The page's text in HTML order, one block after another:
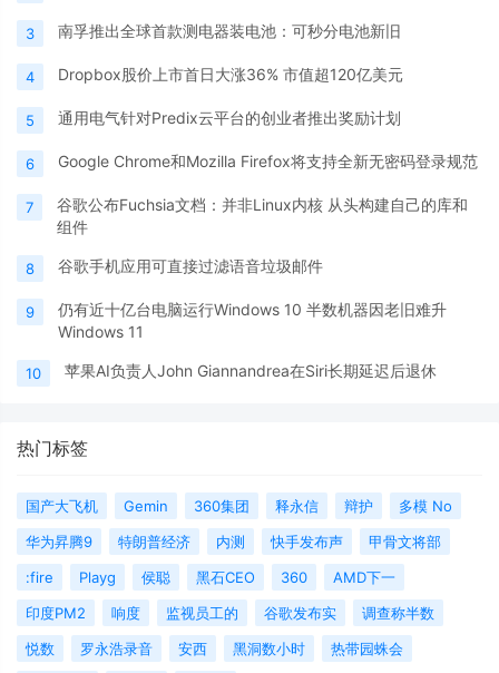
3 南孚推出全球首款测电器装电池：可秒分电池新旧
4 Dropbox股价上市首日大涨36% 市值超120亿美元
5 通用电气针对Predix云平台的创业者推出奖励计划
6 Google Chrome和Mozilla Firefox将支持全新无密码登录规范
7
谷歌公布Fuchsia文档：并非Linux内核 从头构建自己的库和
组件
8 谷歌手机应用可直接过滤语音垃圾邮件
9
仍有近十亿台电脑运行Windows 10 半数机器因老旧难升
Windows 11
10 苹果AI负责人John Giannandrea在Siri长期延迟后退休
热门标签
国产大飞机 Gemin 360集团 释永信 辩护
多模 No
华为昇腾9
特朗普经济 内测 快手发布声
甲骨文将部
:fire
Playg 侯聪 黑石CEO 360
AMD下一
印度PM2
响度 监视员工的 谷歌发布实
调查称半数
悦数
罗永浩录音 安西 黑洞数小时
热带园蛛会